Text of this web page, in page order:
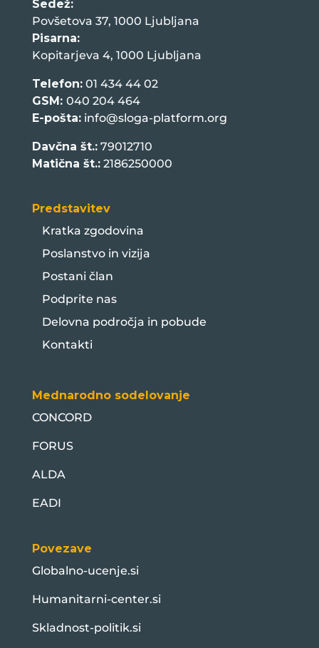
Sedež:
Povšetova 37, 1000 Ljubljana
Pisarna:
Kopitarjeva 4, 1000 Ljubljana
Telefon:01 434 44 02
GSM: 040 204 464
E-pošta: info@sloga-platform.org
Davčna št.:79012710
Matična št.:2186250000
Predstavitev
Kratka zgodovina
Poslanstvo in vizija
Postani član
Podprite nas
Delovna področja in pobude
Kontakti
Mednarodno sodelovanje
CONCORD
FORUS
ALDA
EADI
Povezave
Globalno-ucenje.si
Humanitarni-center.si
Skladnost-politik.si